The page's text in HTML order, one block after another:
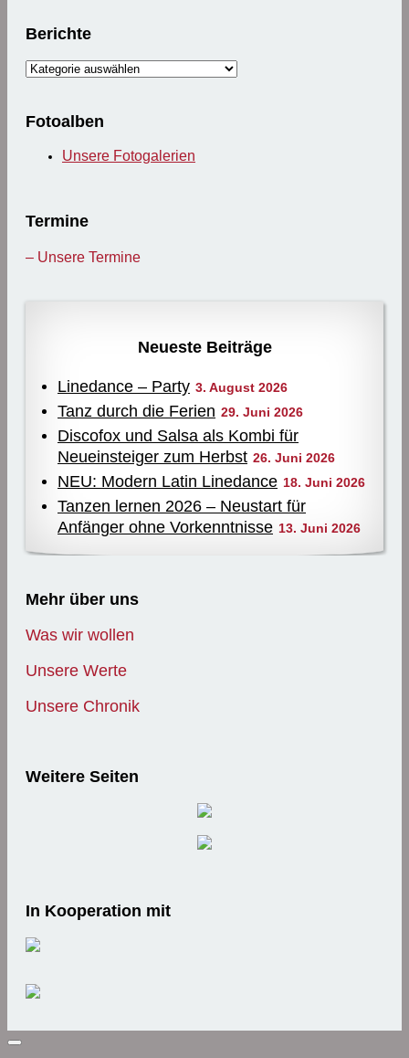
Berichte
Berichte
Fotoalben
Unsere Fotogalerien
Termine
– Unsere Termine
Neueste Beiträge
Linedance – Party 3. August 2026
Tanz durch die Ferien 29. Juni 2026
Discofox und Salsa als Kombi für
Neueinsteiger zum Herbst 26. Juni 2026
NEU: Modern Latin Linedance 18. Juni 2026
Tanzen lernen 2026 – Neustart für
Anfänger ohne Vorkenntnisse 13. Juni 2026
Mehr über uns
Was wir wollen
Unsere Werte
Unsere Chronik
Weitere Seiten
In Kooperation mit